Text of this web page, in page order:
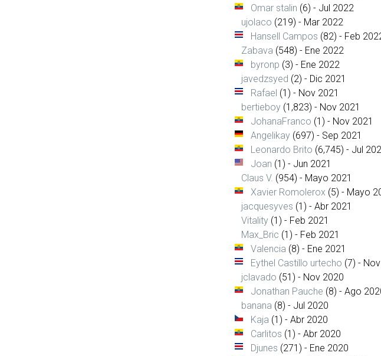
Omar stalin (6) - Jul 2022
ujolaco (219) - Mar 2022
Hansell Campos (82) - Feb
Zabava (548) - Ene 2022
byronp (3) - Ene 2022
javedzsyed (2) - Dic 2021
Rafael (1) - Nov 2021
bertieboy (1,823) - Nov 2021
JohanaFranco (1) - Nov 2021
Angelikay (697) - Sep 2021
Leonardo Brito (6,745) - Jul
Joan (1) - Jun 2021
Claus V. (954) - Mayo 2021
Xavier Romolerox (5) - Mayo
jacquesyves (1) - Abr 2021
Vitality (1) - Feb 2021
Max_Bric (1) - Feb 2021
Valencia (8) - Ene 2021
Eythel Castillo urtecho (7) -
jclavado (51) - Nov 2020
Jonathan Pauche (8) - Ago
banana (8) - Jul 2020
Kaja (1) - Abr 2020
Carlitos (1) - Abr 2020
Djunes (271) - Ene 2020